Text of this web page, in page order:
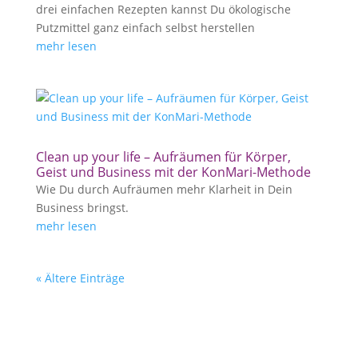
drei einfachen Rezepten kannst Du ökologische
Putzmittel ganz einfach selbst herstellen
mehr lesen
Clean up your life – Aufräumen für Körper,
Geist und Business mit der KonMari-Methode
Wie Du durch Aufräumen mehr Klarheit in Dein
Business bringst.
mehr lesen
« Ältere Einträge